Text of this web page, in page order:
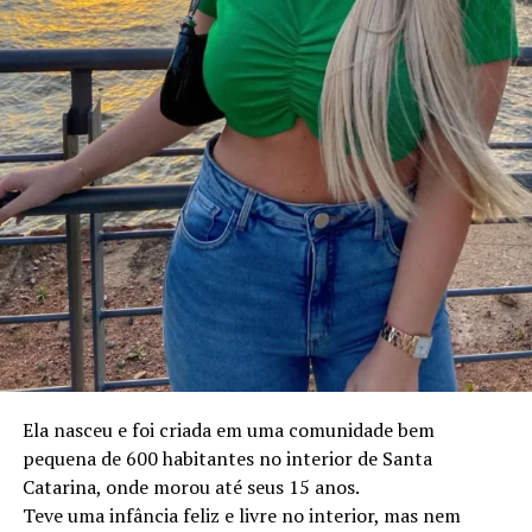
Robson destaca-se por sua autenticidade, expressando-
se através de maquiagem e vestimentas diferenciadas,
desafiando estereótipos e inspirando outros a serem
verdadeiros consigo mesmos.
Ela nasceu e foi criada em uma comunidade bem
pequena de 600 habitantes no interior de Santa
Catarina, onde morou até seus 15 anos.
Teve uma infância feliz e livre no interior, mas nem